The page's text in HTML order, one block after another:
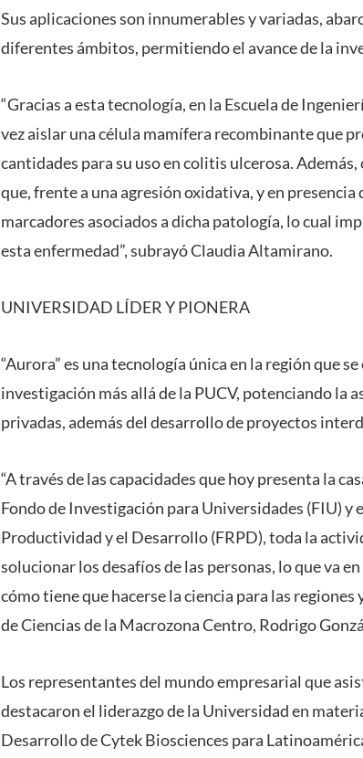
Sus aplicaciones son innumerables y variadas,
diferentes ámbitos, permitiendo el avance de la
“Gracias a esta tecnología, en la Escuela de
vez aislar una célula mamífera recombinante que
cantidades para su uso en colitis ulcerosa.
que, frente a una agresión oxidativa, y en
marcadores asociados a dicha patología, lo cual
esta enfermedad”, subrayó Claudia Altamirano.
UNIVERSIDAD LÍDER Y PIONERA
“Aurora” es una tecnología única en la región que
investigación más allá de la PUCV, potenciando
privadas, además del desarrollo de proyectos
“A través de las capacidades que hoy presenta la
Fondo de Investigación para Universidades (FIU) y
Productividad y el Desarrollo (FRPD), toda la
solucionar los desafíos de las personas, lo que va
cómo tiene que hacerse la ciencia para las
de Ciencias de la Macrozona Centro, Rodrigo
Los representantes del mundo empresarial que
destacaron el liderazgo de la Universidad en
Desarrollo de Cytek Biosciences para